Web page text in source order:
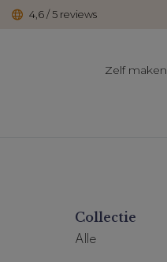
4,6 / 5 reviews
Zelf maken
Collectie
Alle